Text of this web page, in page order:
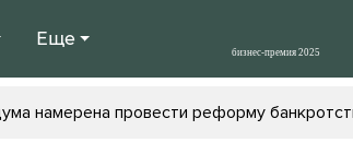
Еще
намерена провести реформу